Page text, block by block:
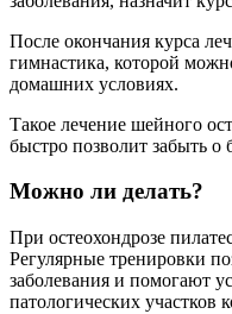
После окончания курса
гимнастика, которой
домашних условиях.
Такое лечение шейного
быстро позволит забыть о
Можно ли делать?
При остеохондрозе
Регулярные тренировки
заболевания и помогают
патологических участков